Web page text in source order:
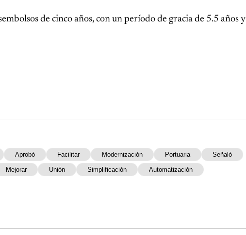
de cinco años, con un período de gracia de 5.5 años y
Aprobó Facilitar Modernización Portuaria Señaló
Mejorar Unión Simplificación Automatización